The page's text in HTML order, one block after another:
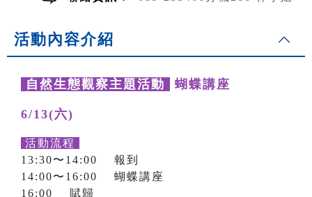
活動內容介紹
自然生態觀察主題活動 蝴蝶講座
6/13(六)
活動流程
13:30〜14:00 報到
14:00〜16:00 蝴蝶講座
16:00 賦歸